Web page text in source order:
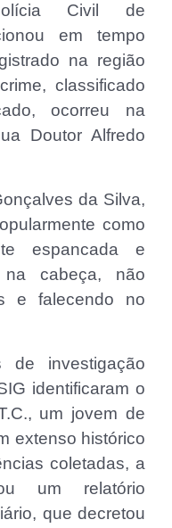
Civil de
em tempo
na região
classificado
ocorreu na
Doutor Alfredo
da Silva,
como
espancada e
na cabeça, não
e falecendo no
investigação
identificaram o
um jovem de
extenso histórico
coletadas, a
um relatório
que decretou